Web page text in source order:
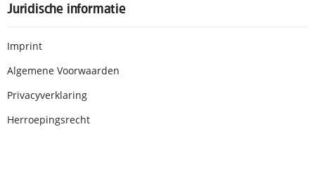
Juridische informatie
Imprint
Algemene Voorwaarden
Privacyverklaring
Herroepingsrecht